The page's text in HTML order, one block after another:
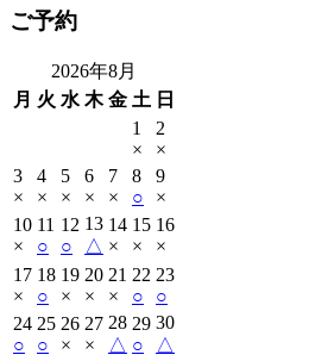
ご予約
2026年8月
月 火 水 木 金 土 日
1
×
2
×
3
×
4
×
5
×
6
×
7
×
8
○
9
×
10
×
11
○
12
○
13
△
14
×
15
×
16
×
17
×
18
○
19
×
20
×
21
×
22
○
23
○
24
○
25
○
26
×
27
×
28
△
29
○
30
△